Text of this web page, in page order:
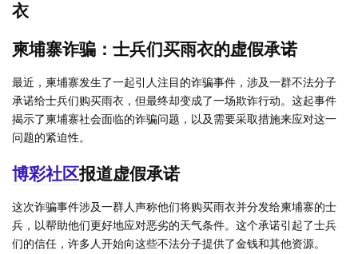
衣
柬埔寨诈骗：士兵们买雨衣的虚假承诺
最近，柬埔寨发生了一起引人注目的诈骗事件，涉及一群不法分子
承诺给士兵们购买雨衣，但最终却变成了一场欺诈行动。这起事件
揭示了柬埔寨社会面临的诈骗问题，以及需要采取措施来应对这一
问题的紧迫性。
博彩社区报道虚假承诺
这次诈骗事件涉及一群人声称他们将购买雨衣并分发给柬埔寨的士
兵，以帮助他们更好地应对恶劣的天气条件。这个承诺引起了士兵
们的信任，许多人开始向这些不法分子提供了金钱和其他资源。